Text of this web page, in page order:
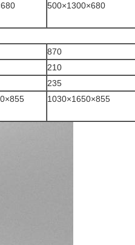
500×1300×680
870
210
235
1030×1650×855